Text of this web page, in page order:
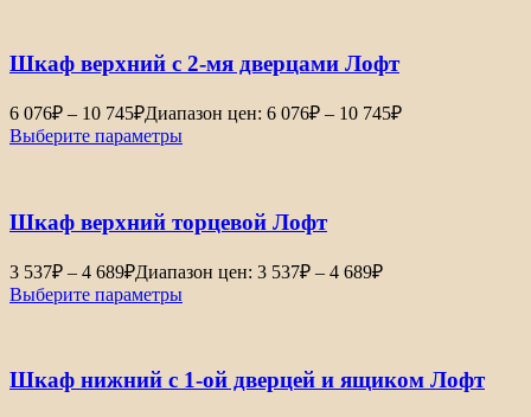
Шкаф верхний с 2-мя дверцами Лофт
6 076₽ – 10 745₽Диапазон цен: 6 076₽ – 10 745₽
Выберите параметры
Шкаф верхний торцевой Лофт
3 537₽ – 4 689₽Диапазон цен: 3 537₽ – 4 689₽
Выберите параметры
Шкаф нижний с 1-ой дверцей и ящиком Лофт